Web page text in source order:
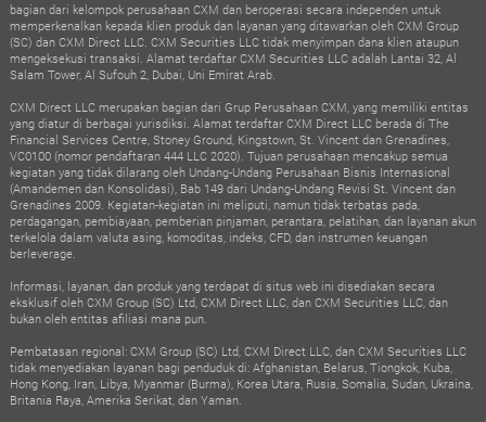
bagian dari kelompok perusahaan CXM dan beroperasi secara independen untuk
memperkenalkan kepada klien produk dan layanan yang ditawarkan oleh CXM Group
(SC) dan CXM Direct LLC. CXM Securities LLC tidak menyimpan dana klien ataupun
mengeksekusi transaksi. Alamat terdaftar CXM Securities LLC adalah Lantai 32, Al
Salam Tower, Al Sufouh 2, Dubai, Uni Emirat Arab.
CXM Direct LLC merupakan bagian dari Grup Perusahaan CXM, yang memiliki entitas
yang diatur di berbagai yurisdiksi. Alamat terdaftar CXM Direct LLC berada di The
Financial Services Centre, Stoney Ground, Kingstown, St. Vincent dan Grenadines,
VC0100 (nomor pendaftaran 444 LLC 2020). Tujuan perusahaan mencakup semua
kegiatan yang tidak dilarang oleh Undang-Undang Perusahaan Bisnis Internasional
(Amandemen dan Konsolidasi), Bab 149 dari Undang-Undang Revisi St. Vincent dan
Grenadines 2009. Kegiatan-kegiatan ini meliputi, namun tidak terbatas pada,
perdagangan, pembiayaan, pemberian pinjaman, perantara, pelatihan, dan layanan akun
terkelola dalam valuta asing, komoditas, indeks, CFD, dan instrumen keuangan
berleverage.
Informasi, layanan, dan produk yang terdapat di situs web ini disediakan secara
eksklusif oleh CXM Group (SC) Ltd, CXM Direct LLC, dan CXM Securities LLC, dan
bukan oleh entitas afiliasi mana pun.
Pembatasan regional: CXM Group (SC) Ltd, CXM Direct LLC, dan CXM Securities LLC
tidak menyediakan layanan bagi penduduk di: Afghanistan, Belarus, Tiongkok, Kuba,
Hong Kong, Iran, Libya, Myanmar (Burma), Korea Utara, Rusia, Somalia, Sudan, Ukraina,
Britania Raya, Amerika Serikat, dan Yaman.